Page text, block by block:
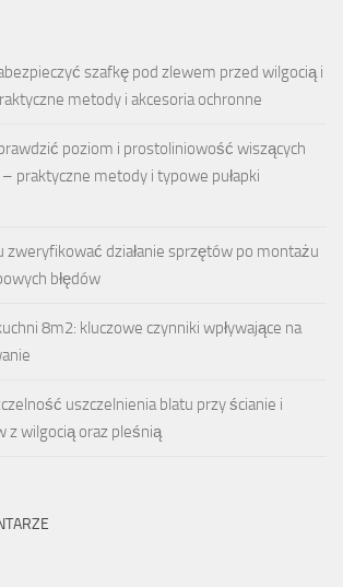
szafkę pod zlewem przed wilgocią i
metody i akcesoria ochronne
poziom i prostoliniowość wiszących
praktyczne metody i typowe pułapki
zweryfikować działanie sprzętów po montażu
błędów
8m2: kluczowe czynniki wpływające na
uszczelnienia blatu przy ścianie i
z wilgocią oraz pleśnią